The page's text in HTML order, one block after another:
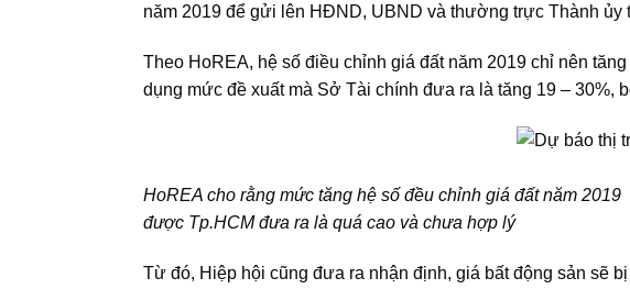
năm 2019 để gửi lên HĐND, UBND và thường trực Thành ủy
Theo HoREA, hệ số điều chỉnh giá đất năm 2019 chỉ nên
dụng mức đề xuất mà Sở Tài chính đưa ra là tăng 19 – 30%,
HoREA cho rằng mức tăng hệ số đều chỉnh giá đất năm 2019
được Tp.HCM đưa ra là quá cao và chưa hợp lý
Từ đó, Hiệp hội cũng đưa ra nhận định, giá bất động sản sẽ